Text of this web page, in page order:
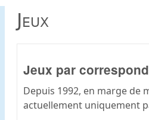
Jeux
Jeux par
Depuis 1992, en marge de
actuellement uniquement